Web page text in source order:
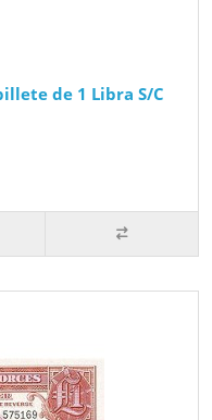
de 1 Libra S/C